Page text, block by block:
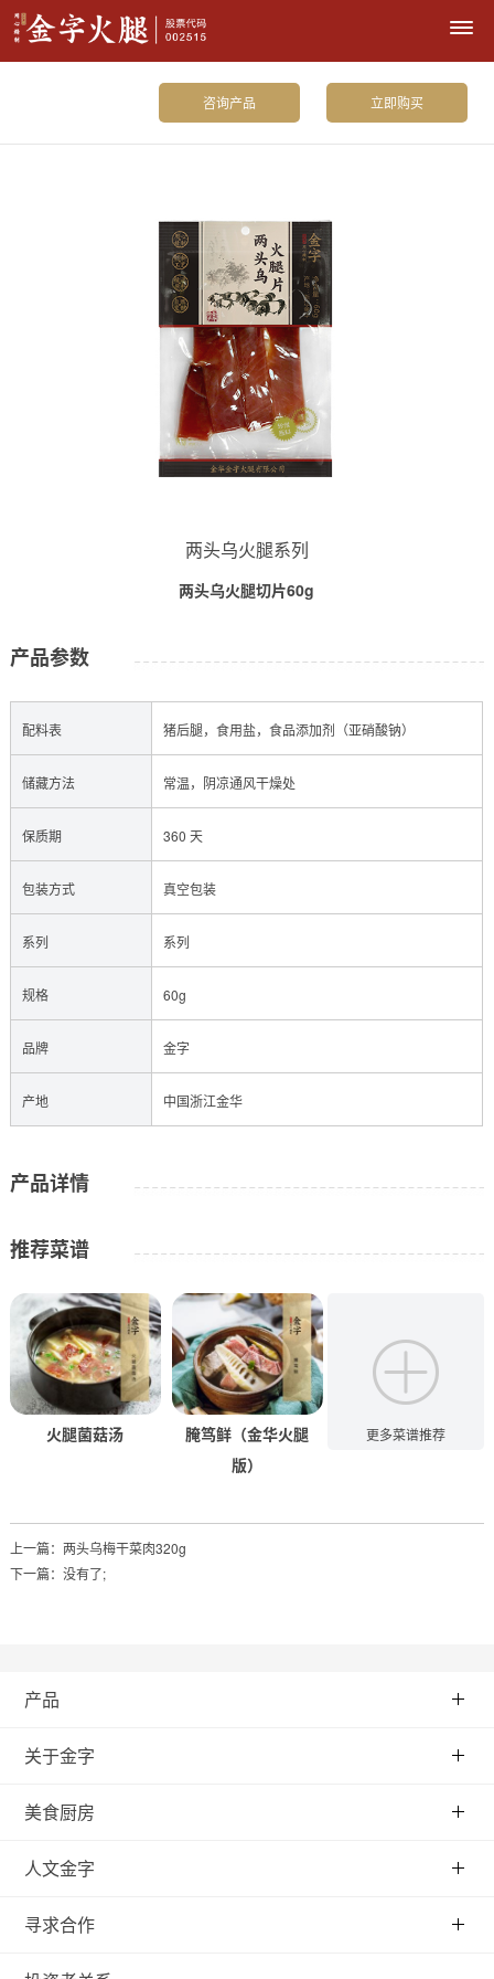
立即购买
咨询产品
两头乌火腿系列
两头乌火腿切片60g
产品参数
配料表 猪后腿，食用盐，食品添加剂（亚硝酸钠）
储藏方法 常温，阴凉通风干燥处
保质期 360 天
包装方式 真空包装
系列 系列
规格 60g
品牌 金字
产地 中国浙江金华
产品详情
推荐菜谱
火腿菌菇汤
腌笃鲜（金华火腿
版）
蜜汁金腿
更多菜谱推荐
上一篇： 两头乌梅干菜肉320g
下一篇：没有了;
产品
关于金字
美食厨房
人文金字
寻求合作